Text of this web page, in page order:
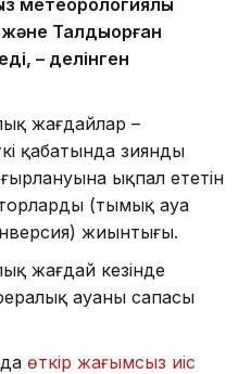
Талдықорған
– делінген
жағдайлар –
қабатында зиянды
ықпал ететін
(тымық ауа
жиынтығы.
жағдай кезінде
ауаның сапасы
өткір жағымсыз иіс